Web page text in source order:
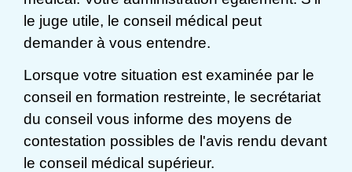
le juge utile, le conseil médical peut
demander à vous entendre.
Lorsque votre situation est examinée par le
conseil en formation restreinte, le secrétariat
du conseil vous informe des moyens de
contestation possibles de l'avis rendu devant
le conseil médical supérieur.